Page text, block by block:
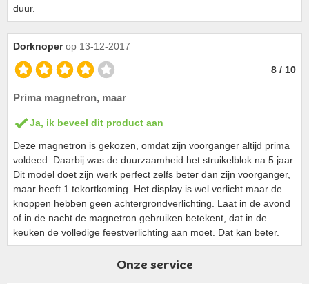
duur.
Dorknoper op 13-12-2017
8 / 10
Prima magnetron, maar
Ja, ik beveel dit product aan
Deze magnetron is gekozen, omdat zijn voorganger altijd prima
voldeed. Daarbij was de duurzaamheid het struikelblok na 5 jaar.
Dit model doet zijn werk perfect zelfs beter dan zijn voorganger,
maar heeft 1 tekortkoming. Het display is wel verlicht maar de
knoppen hebben geen achtergrondverlichting. Laat in de avond
of in de nacht de magnetron gebruiken betekent, dat in de
keuken de volledige feestverlichting aan moet. Dat kan beter.
Onze service